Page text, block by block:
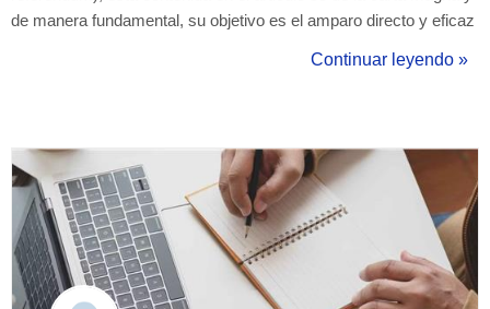
de manera fundamental, su objetivo es el amparo directo y eficaz
concepto esta refrendado en ley inferior, dígase esta como
Continuar leyendo »